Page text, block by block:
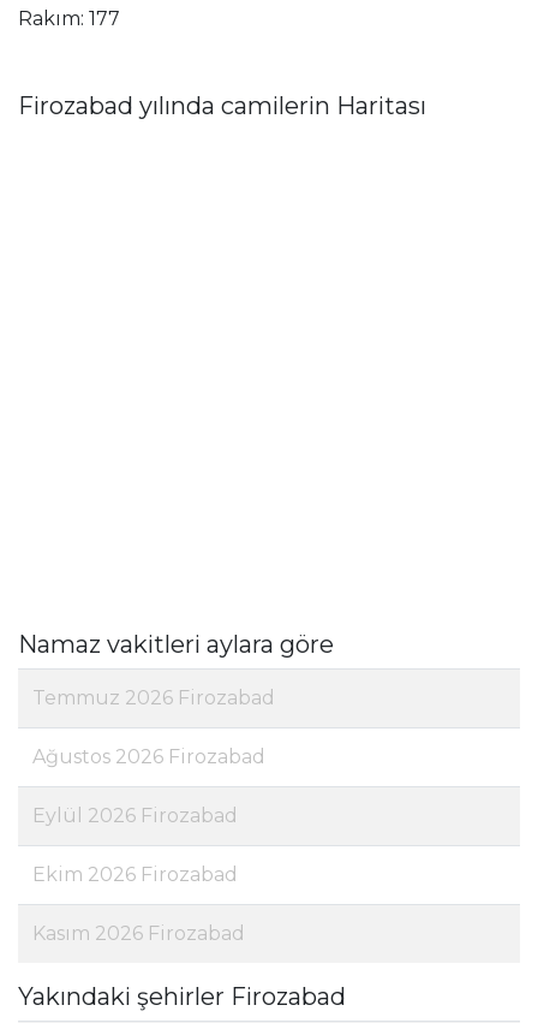
Rakım: 177
Firozabad yılında camilerin Haritası
Namaz vakitleri aylara göre
Temmuz 2026 Firozabad
Ağustos 2026 Firozabad
Eylül 2026 Firozabad
Ekim 2026 Firozabad
Kasım 2026 Firozabad
Yakındaki şehirler Firozabad